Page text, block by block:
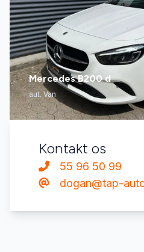
Mercedes B200 d
aut. Van
Kontakt os
55 96 50 99
dogan@tap-